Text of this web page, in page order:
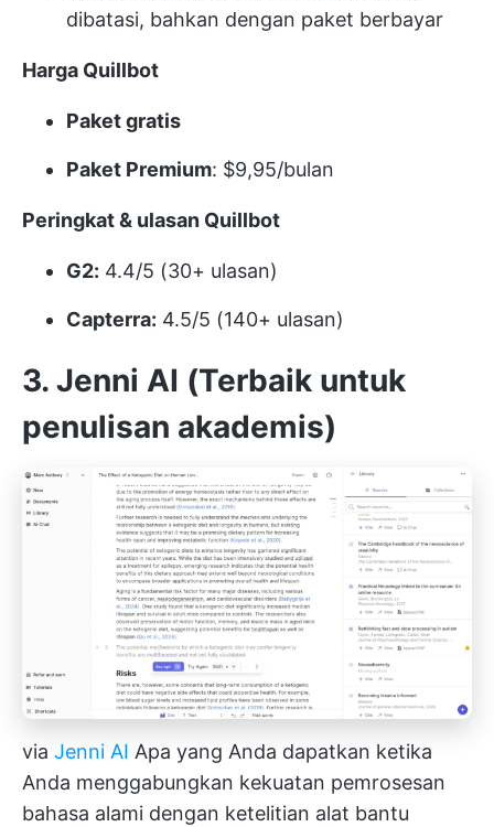
dibatasi, bahkan dengan paket berbayar
Harga Quillbot
Paket gratis
Paket Premium: $9,95/bulan
Peringkat & ulasan Quillbot
G2: 4.4/5 (30+ ulasan)
Capterra: 4.5/5 (140+ ulasan)
3. Jenni AI (Terbaik untuk
penulisan akademis)
via Jenni AI Apa yang Anda dapatkan ketika
Anda menggabungkan kekuatan pemrosesan
bahasa alami dengan ketelitian alat bantu